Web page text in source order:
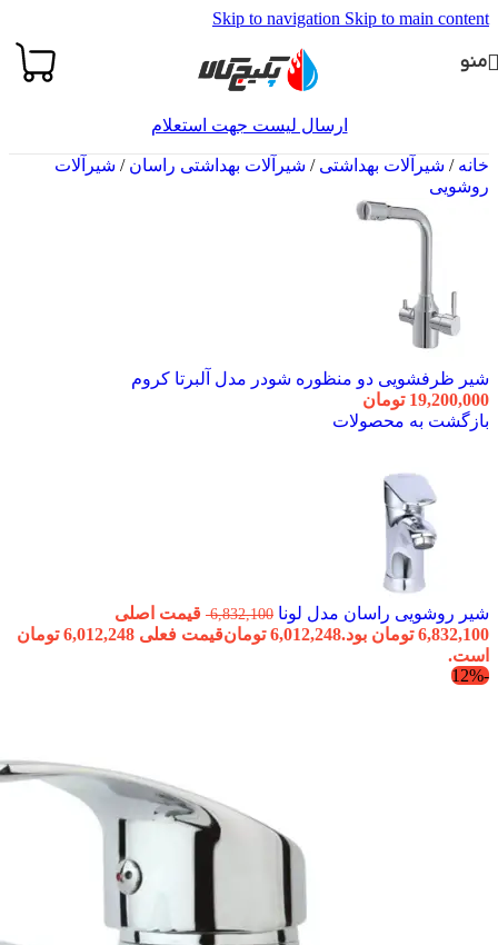
Skip to navigation Skip to main content
منو
ارسال لیست جهت استعلام
خانه/ شیرآلات بهداشتی/ شیرآلات بهداشتی راسان/ شیرآلات
روشویی
شیر ظرفشویی دو منظوره شودر مدل آلبرتا کروم
19,200,000 تومان
بازگشت به محصولات
شیر روشویی راسان مدل لونا 6,832,100 قیمت اصلی
6,832,100 تومان بود.
6,012,248 تومان
قیمت فعلی 6,012,248 تومان
است.
-12%